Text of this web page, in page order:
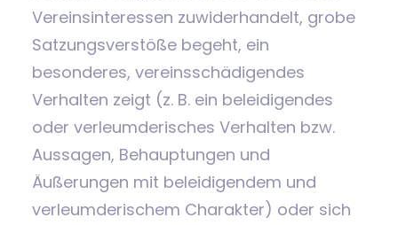
Vereinsinteressen zuwiderhandelt, grobe
Satzungsverstöße begeht, ein
besonderes, vereinsschädigendes
Verhalten zeigt (z. B. ein beleidigendes
oder verleumderisches Verhalten bzw.
Aussagen, Behauptungen und
Äußerungen mit beleidigendem und
verleumderischem Charakter) oder sich